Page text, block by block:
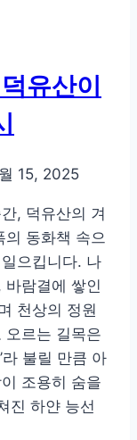
유산이
15, 2025
, 덕유산의 겨
의 동화책 속으
으킵니다. 나
바람결에 쌓인
천상의 정원
오르는 길목은
라 불릴 만큼 아
조용히 숨을
진 하얀 능선